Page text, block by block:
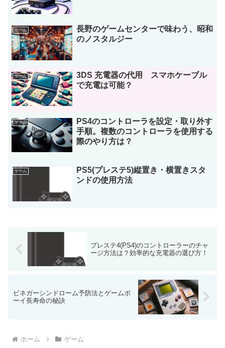
ゲーム
長野のゲームセンターで味わう、昭和
のノスタルジー
ゲーム
3DS 充電器の代用 スマホケーブル
で充電は可能？
ゲーム
PS4のコントローラを設定・取り外す
手順。複数のコントローラを使用する
際のやり方は？
ゲーム
PS5(プレステ5)縦置き・横置きスタ
ンドの使用方法
プレステ4(PS4)のコントローラーのチャ
ージ方法は？効率的な充電器の選び方！
ビネガーシンドローム予防法とゲームボ
ーイ長寿命の秘訣
ホーム ゲーム